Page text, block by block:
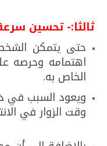
ثالثا:- تحسين
حتى يتمكن
اهتمامه وحرصه
الخاص به.
ويعود السبب في
وقت الزوار في